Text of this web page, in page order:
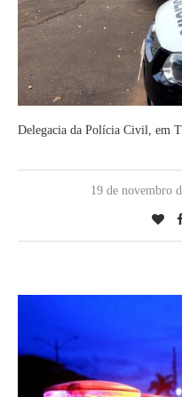
Delegacia da Polícia Civil, em
19 de novembro